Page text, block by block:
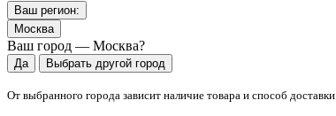
Ваш регион:
Москва
Ваш город — Москва?
Да Выбрать другой город
От выбранного города зависит наличие товара и способ доставки